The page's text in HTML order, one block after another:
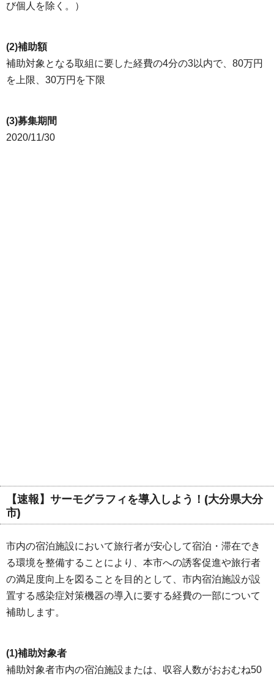
び個人を除く。）
(2)補助額
補助対象となる取組に要した経費の4分の3以内で、80万円
を上限、30万円を下限
(3)募集期間
2020/11/30
【速報】サーモグラフィを導入しよう！(大分県大分
市)
市内の宿泊施設において旅行者が安心して宿泊・滞在でき
る環境を整備することにより、本市への誘客促進や旅行者
の満足度向上を図ることを目的として、市内宿泊施設が設
置する感染症対策機器の導入に要する経費の一部について
補助します。
(1)補助対象者
補助対象者市内の宿泊施設または、収容人数がおおむね50